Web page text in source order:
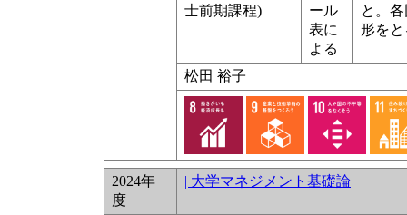
士前期課程)
ール
表に
よる
と。
形を
松田 裕子
2024年
度
| 大学マネジメント基礎論